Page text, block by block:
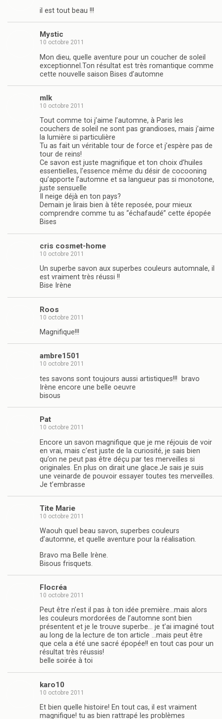
il est tout beau !!!
Mystic
10 octobre 2011
Mon dieu, quelle aventure pour un coucher de soleil
exceptionnel.Ton résultat est très romantique comme
cette nouvelle saison Bises d’automne
mlk
10 octobre 2011
Tout comme toi j’aime l’automne, à Paris les
couchers de soleil ne sont pas grandioses, mais j’aime
la lumière si particulière
Tu as fait un véritable tour de force et j’espère pas de
tour de reins!
Ce savon est juste magnifique et ton choix d’huiles
essentielles, l’essence même du désir de cocooning
qu’apporte l’automne et sa langueur pas si monotone,
juste sensuelle
Il neige déjà en ton pays?
Demain je lirais bien à tête reposée, pour mieux
comprendre comme tu as “échafaudé” cette épopée
Bises
cris cosmet-home
10 octobre 2011
Un superbe savon aux superbes couleurs automnale, il
est vraiment très réussi !!
Bise Irène
Roos
10 octobre 2011
Magnifique!!!
ambre1501
10 octobre 2011
tes savons sont toujours aussi artistiques!!! bravo
Irène encore une belle oeuvre
bisous
Pat
10 octobre 2011
Encore un savon magnifique que je me réjouis de voir
en vrai, mais c’est juste de la curiosité, je sais bien
qu’on ne peut pas être déçu par tes merveilles si
originales. En plus on dirait une glace.Je sais je suis
une veinarde de pouvoir essayer toutes tes merveilles.
Je t’embrasse
Tite Marie
10 octobre 2011
Waouh quel beau savon, superbes couleurs
d’automne, et quelle aventure pour la réalisation.
Bravo ma Belle Irène.
Bisous frisquets.
Flocréa
10 octobre 2011
Peut être n’est il pas à ton idée première…mais alors
les couleurs mordorées de l’automne sont bien
présentent et je le trouve superbe… je t’ai imaginé tout
au long de la lecture de ton article …mais peut être
que cela a été une sacré épopée!! en tout cas pour un
résultat très réussis!
belle soirée à toi
karo10
10 octobre 2011
Et bien quelle histoire! En tout cas, il est vraiment
magnifique! tu as bien rattrapé les problèmes